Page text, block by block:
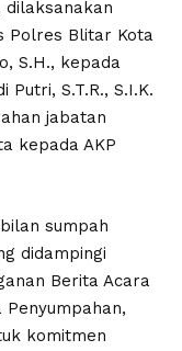
Polres Blitar Kota
S.H., kepada
S.T.R., S.I.K.
jabatan
kepada AKP
sumpah
didampingi
Berita Acara
komitmen